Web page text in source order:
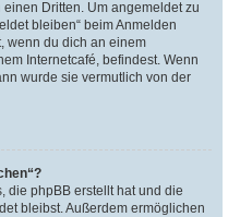
Dritten. Um angemeldet zu
bleiben“ beim Anmelden
wenn du dich an einem
Internetcafé, befindest. Wenn
wurde sie vermutlich von der
die phpBB erstellt hat und die
bleibst. Außerdem ermöglichen